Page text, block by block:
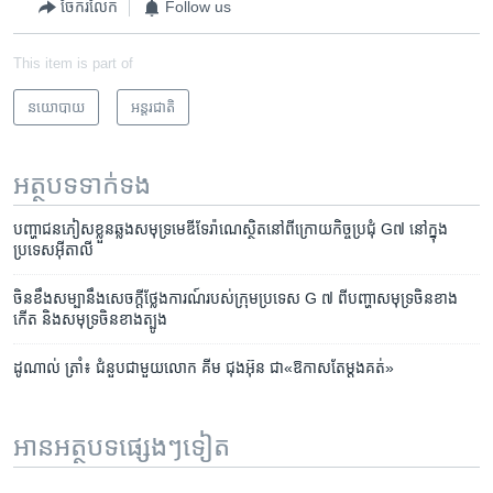
ចែករំលែក Follow us
This item is part of
នយោបាយ អន្តរជាតិ
អត្ថបទ​ទាក់ទង
បញ្ហា​ជន​ភៀស​ខ្លួន​ឆ្លង​សមុទ្រ​មេឌីទែរ៉ាណេ​ស្ថិត​នៅ​ពី​ក្រោយ​កិច្ច​ប្រជុំ G៧ នៅ​ក្នុង​
ប្រទេស​អ៊ីតាលី
ចិន​ខឹង​សម្បានឹង​សេចក្ដី​ថ្លែងការណ៍​របស់​ក្រុម​ប្រទេស G ៧ ពី​បញ្ហា​សមុទ្រ​ចិន​ខាង​
កើត និង​សមុទ្រ​ចិន​ខាង​ត្បូង
ដូណាល់ ត្រាំ៖ ជំនួប​ជាមួយ​លោក​ គីម ​ជុងអ៊ុន ជា​«ឱកាស​តែ​ម្តង​គត់»
អានអត្ថបទផ្សេងៗទៀត